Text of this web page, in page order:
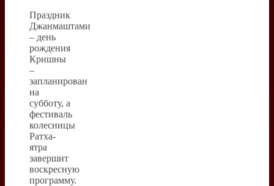
Праздник
Джанмаштами
– день
рождения
Кришны
–
запланирован
на
субботу, а
фестиваль
колесницы
Ратха-
ятра
завершит
воскресную
программу.